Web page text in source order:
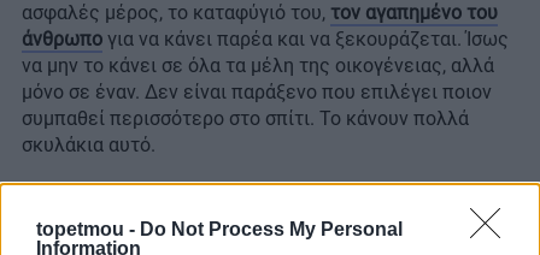
topetmou - Do Not Process My Personal
Information
ασφαλές μέρος, το καταφύγιό του, τον αγαπημένο του
άνθρωπο για να κάνει παρέα και να ξεκουράζεται. Ίσως
να μην το κάνει σε όλα τα μέλη της οικογένειας, αλλά
μόνο σε έναν. Δεν είναι παράξενο που επιλέγει ποιον
συμπαθεί περισσότερο στο σπίτι. Το κάνουν πολλά
σκυλάκια αυτό.